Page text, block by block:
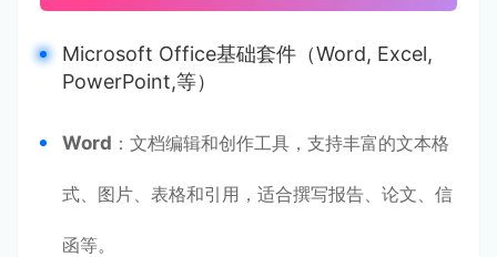
Microsoft Office基础套件（Word, Excel,
PowerPoint,等）
Word ：文档编辑和创作工具，支持丰富的文本格
式、图片、表格和引用，适合撰写报告、论文、信
函等。